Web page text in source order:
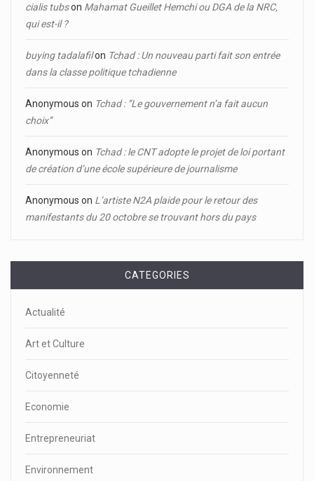
cialis tubson Mahamat Gueillet Hemchi ou DGA de la NRC,
qui est-il ?
buying tadalafilon Tchad : Un nouveau parti fait son entrée
dans la classe politique tchadienne
Anonymous on Tchad : ‘’Le gouvernement n’a fait aucun
choix’’
Anonymous on Tchad : le CNT adopte le projet de loi portant
de création d’une école supérieure de journalisme
Anonymous on L’artiste N2A plaide pour le retour des
manifestants du 20 octobre se trouvant hors du pays
CATEGORIES
Actualité
Art et Culture
Citoyenneté
Economie
Entrepreneuriat
Environnement